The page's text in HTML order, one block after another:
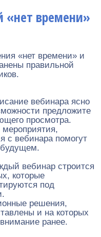
«нет времени»
«нет времени» и
правильной
вебинара ясно
предложите
просмотра.
с вебинара помогут
вебинар строится
которые
под
решения,
и на которых
ранее.